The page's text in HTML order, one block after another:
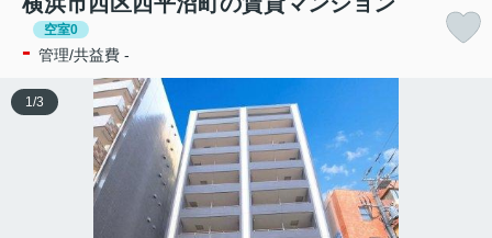
空室0
- 管理/共益費 -
1/3